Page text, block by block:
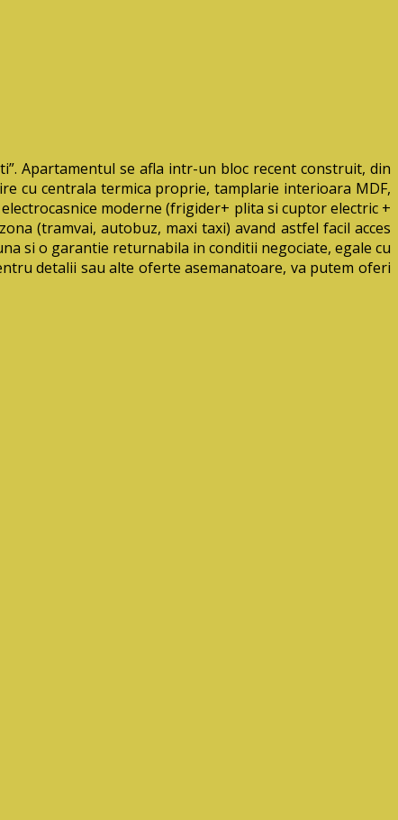
Apartamentul se afla intr-un bloc recent construit, din
cu centrala termica proprie, tamplarie interioara MDF,
moderne (frigider+ plita si cuptor electric +
(tramvai, autobuz, maxi taxi) avand astfel facil acces
si o garantie returnabila in conditii negociate, egale cu
detalii sau alte oferte asemanatoare, va putem oferi